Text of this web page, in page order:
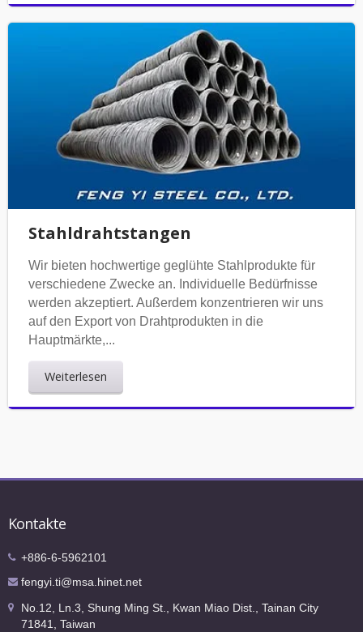
Stahldrahtstangen
Wir bieten hochwertige geglühte Stahlprodukte für
verschiedene Zwecke an. Individuelle Bedürfnisse
werden akzeptiert. Außerdem konzentrieren wir uns
auf den Export von Drahtprodukten in die
Hauptmärkte,...
Weiterlesen
Kontakte
+886-6-5962101
fengyi.ti@msa.hinet.net
No.12, Ln.3, Shung Ming St., Kwan Miao Dist., Tainan City
71841, Taiwan